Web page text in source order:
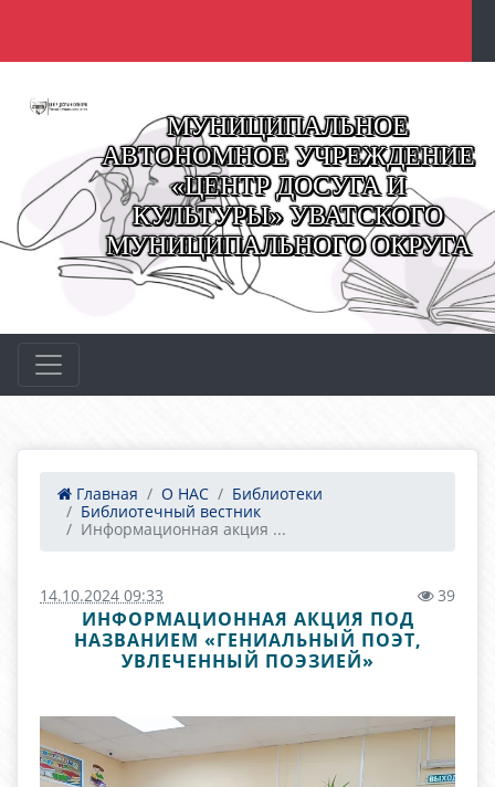
МУНИЦИПАЛЬНОЕ
АВТОНОМНОЕ УЧРЕЖДЕНИЕ
«ЦЕНТР ДОСУГА И
КУЛЬТУРЫ» УВАТСКОГО
МУНИЦИПАЛЬНОГО ОКРУГА
Главная О НАС
Библиотеки
Библиотечный вестник
Информационная акция ...
14.10.2024 09:33 39
ИНФОРМАЦИОННАЯ АКЦИЯ ПОД
НАЗВАНИЕМ «ГЕНИАЛЬНЫЙ ПОЭТ,
УВЛЕЧЕННЫЙ ПОЭЗИЕЙ»